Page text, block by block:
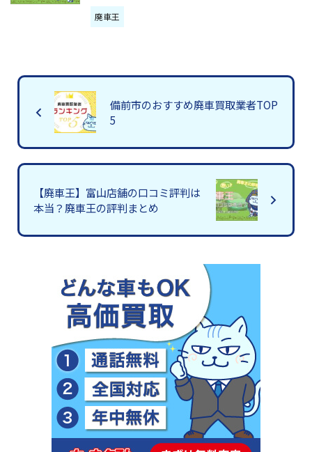
廃車王
備前市のおすすめ廃車買取業者TOP
5
【廃車王】富山店舗の口コミ評判は
本当？廃車王の評判まとめ